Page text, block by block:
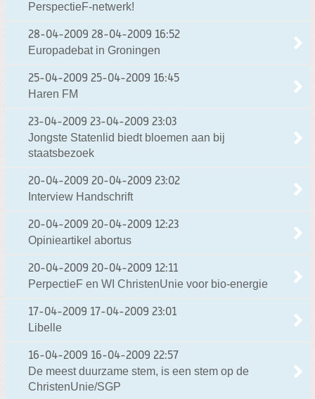
PerspectieF-netwerk!
28-04-2009 28-04-2009 16:52
Europadebat in Groningen
25-04-2009 25-04-2009 16:45
Haren FM
23-04-2009 23-04-2009 23:03
Jongste Statenlid biedt bloemen aan bij
staatsbezoek
20-04-2009 20-04-2009 23:02
Interview Handschrift
20-04-2009 20-04-2009 12:23
Opinieartikel abortus
20-04-2009 20-04-2009 12:11
PerpectieF en WI ChristenUnie voor bio-energie
17-04-2009 17-04-2009 23:01
Libelle
16-04-2009 16-04-2009 22:57
De meest duurzame stem, is een stem op de
ChristenUnie/SGP